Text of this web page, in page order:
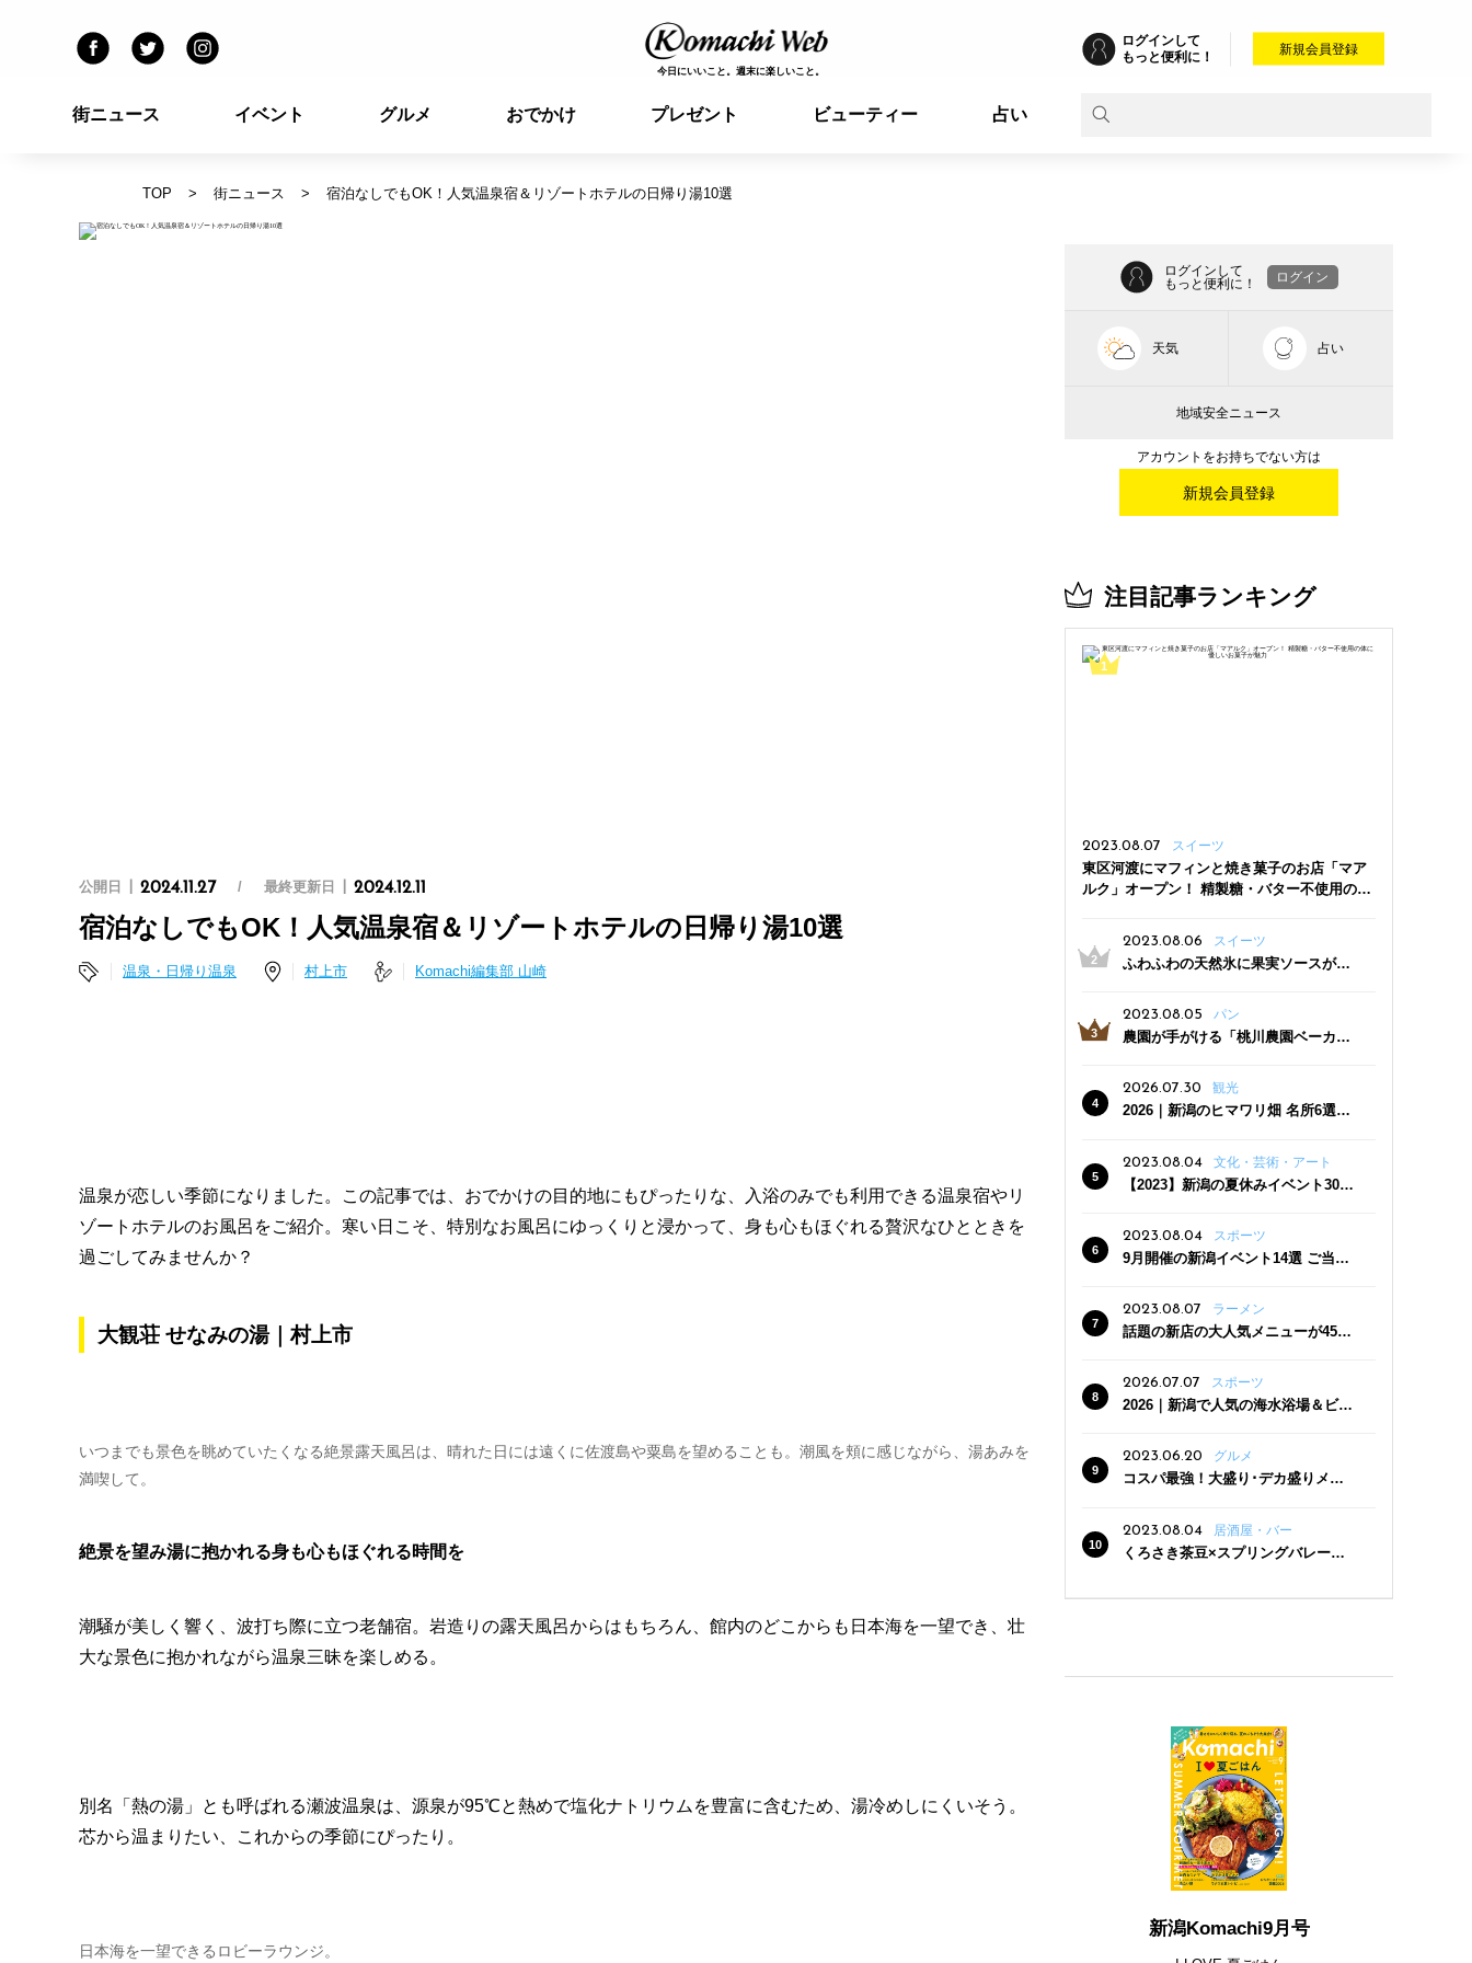
今日にいいこと。週末に楽しいこと。
ログインして
もっと便利に！
新規会員登録
街ニュース イベント グルメ おでかけ プレゼント ビューティー 占い
TOP 街ニュース 宿泊なしでもOK！人気温泉宿＆リゾートホテルの日帰り湯10選
公開日 2024.11.27 最終更新日 2024.12.11
宿泊なしでもOK！人気温泉宿＆リゾートホテルの日帰り湯10選
温泉・日帰り温泉 村上市 Komachi編集部 山崎
温泉が恋しい季節になりました。この記事では、おでかけの目的地にもぴったりな、入浴のみでも利用できる温泉宿やリ
ゾートホテルのお風呂をご紹介。寒い日こそ、特別なお風呂にゆっくりと浸かって、身も心もほぐれる贅沢なひとときを
過ごしてみませんか？
大観荘 せなみの湯｜村上市
いつまでも景色を眺めていたくなる絶景露天風呂は、晴れた日には遠くに佐渡島や粟島を望めることも。潮風を頬に感じながら、湯あみを
満喫して。
絶景を望み湯に抱かれる身も心もほぐれる時間を
潮騒が美しく響く、波打ち際に立つ老舗宿。岩造りの露天風呂からはもちろん、館内のどこからも日本海を一望でき、壮
大な景色に抱かれながら温泉三昧を楽しめる。
別名「熱の湯」とも呼ばれる瀬波温泉は、源泉が95℃と熱めで塩化ナトリウムを豊富に含むため、湯冷めしにくいそう。
芯から温まりたい、これからの季節にぴったり。
日本海を一望できるロビーラウンジ。
ログインして
もっと便利に！
ログイン
天気 占い
地域安全ニュース
アカウントをお持ちでない方は
新規会員登録
注目記事ランキング
2023.08.07 スイーツ
東区河渡にマフィンと焼き菓子のお店「マア
ルク」オープン！ 精製糖・バター不使用の体
2023.08.06
スイーツ
ふわふわの天然氷に果実ソースがた
三条駅近くにオープン
2023.08.05 パン
農園が手がける「桃川農園ベーカリ
った焼きたてパンのほか、ジェラー
トやスムージーも
2026.07.30 観光
2026｜新潟のヒマワリ畑 名所6選
2023.08.04
文化・芸術・アート
【2023】新潟の夏休みイベント30
2023.08.04
スポーツ
9月開催の新潟イベント14選 ご当地
2023.08.07 ラーメン
話題の新店の大人気メニューが450
クーポン登場
2026.07.07 スポーツ
2026｜新潟で人気の海水浴場＆ビー
2023.06.20
グルメ
コスパ最強！大盛り･デカ盛りメニ
2023.08.04
居酒屋・バー
くろさき茶豆×スプリングバレー豊
新潟Komachi9月号